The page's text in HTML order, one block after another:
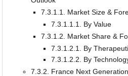
7.3.1.1. Market Size &
7.3.1.1.1. By Value
7.3.1.2. Market Share &
7.3.1.2.1. By
7.3.1.2.2. By
7.3.2. France Next